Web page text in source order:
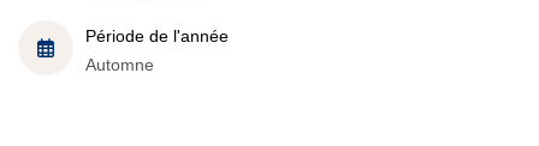
Période de l'année
Automne